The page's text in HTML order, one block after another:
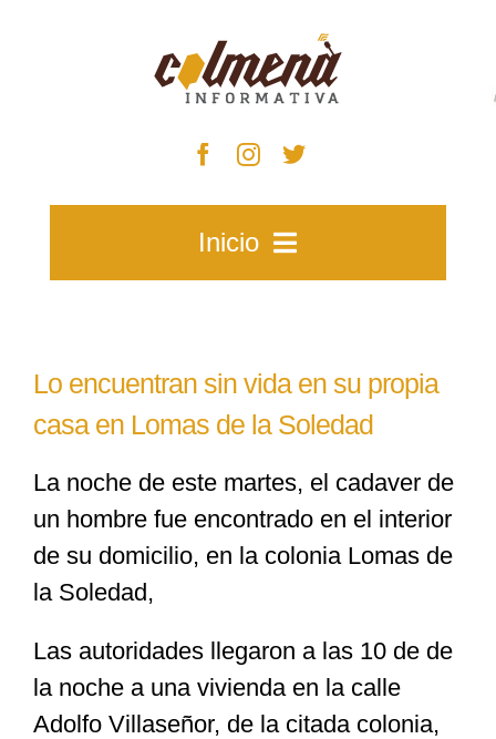
Inicio
Zacatecas
Municipios
Especiales
Nacional
Opinión
Lo encuentran sin vida en su propia
casa en Lomas de la Soledad
La noche de este martes, el cadaver de
un hombre fue encontrado en el interior
de su domicilio, en la colonia Lomas de
la Soledad,
Las autoridades llegaron a las 10 de de
la noche a una vivienda en la calle
Adolfo Villaseñor, de la citada colonia,